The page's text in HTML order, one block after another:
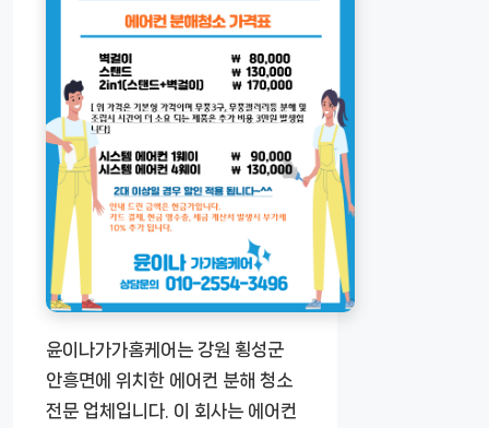
윤이나가가홈케어는 강원 횡성군
안흥면에 위치한 에어컨 분해 청소
전문 업체입니다. 이 회사는 에어컨